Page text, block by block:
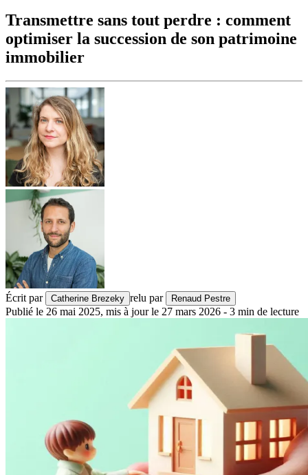
Transmettre sans tout perdre : comment
optimiser la succession de son patrimoine
immobilier
Écrit par Catherine Brezeky relu par Renaud Pestre
Publié le 26 mai 2025, mis à jour le 27 mars 2026 - 3 min de lecture